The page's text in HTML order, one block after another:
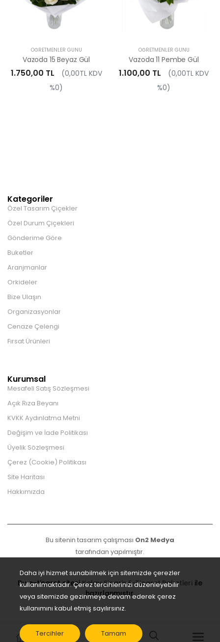
ÖĞRETMENLER GÜNÜ
Vazoda 15 Beyaz Gül
1.750,00 TL
(0,00TL KDV
%0)
ÖĞRETMENLER GÜNÜ
Vazoda 11 Pembe Gül
1.100,00 TL
(0,00TL KDV
%0)
Kategoriler
Özel Tasarım Çiçekler
Özel Durum Çiçekleri
Gönderime Göre
Buketler
Aranjmanlar
Orkideler
Bize Ulaşın
Organizasyonlar
Cenaze Çelengi
Fırsat Ürünleri
Kurumsal
Mesafeli Satış Sözleşmesi
Açık Rıza Beyanı
KVKK Aydınlatma Metni
Değişim ve İade Politikası
Üyelik Sözleşmesi
Çerez (Cookie) Politikası
Site Haritası
Hakkımızda
Bu sitenin tasarım çalışması On2 Medya
tarafından yapılmıştır.
Bu e-ticaret sitesiKolay Sipariş E-Ticaret Paketleri ile
hazırlanmıştır.
Daha iyi hizmet sunabilmek için sitemizde çerezler
kullanılmaktadır. Çerez tercihlerinizi düzenleyebilir
veya sitemizde gezinmeye devam ederek çerez
kullanımını kabul etmiş sayılırsınız.
Tercihler Tamam